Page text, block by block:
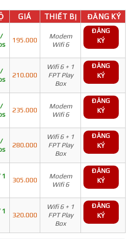
GIÁ THIẾT BỊ ĐĂNG KÝ
195.000
Modem
Wifi 6
ĐĂNG
KÝ
210.000
Wifi 6 + 1
FPT Play
Box
ĐĂNG
KÝ
235.000
Modem
Wifi 6
ĐĂNG
KÝ
280.000
Wifi 6 + 1
FPT Play
Box
ĐĂNG
KÝ
1
305.000
Modem
Wifi 6
ĐĂNG
KÝ
1
320.000
Wifi 6 + 1
FPT Play
Box
ĐĂNG
KÝ